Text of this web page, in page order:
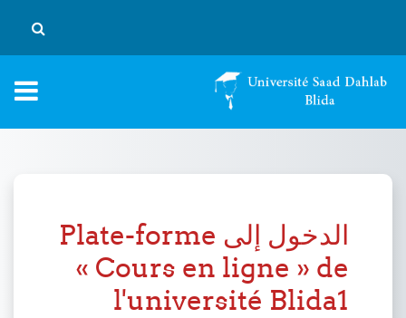
تبديل
الدخول إلى Plate-forme
« Cours en ligne » de
l'université Blida1